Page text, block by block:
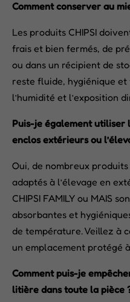
Comment conserver au
Les produits CHIPSI
frais et bien fermés, de
ou dans un récipient de
reste fluide, hygiénique
l’humidité et l’exposition
Puis-je également utiliser
enclos extérieurs ou
Oui, de nombreux
adaptés à l’élevage en
CHIPSI FAMILY ou MAIS
absorbantes et
de température. Veillez à
un emplacement protégé
Comment puis-je
litière dans toute la pièce